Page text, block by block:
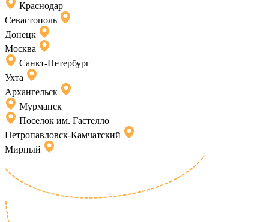
Краснодар
Севастополь
Донецк
Москва
Санкт-Петербург
Ухта
Архангельск
Мурманск
Поселок им. Гастелло
Петропавловск-Камчатский
Мирный